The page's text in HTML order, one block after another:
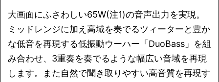
大画面にふさわしい65W(注1)の音声出力を実現。
ミッドレンジに加え高域を奏でるツィーターと豊か
な低音を再現する低振動ウーハー「DuoBass」を組
み合わせ、3重奏を奏でるような幅広い音域を再現
します。また自然で聞き取りやすい高音質を再現す